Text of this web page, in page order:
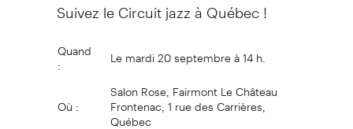
Quand
: Le mardi 20 septembre à 14 h.
Où :
Salon Rose, Fairmont Le Château
Frontenac, 1 rue des Carrières,
Québec